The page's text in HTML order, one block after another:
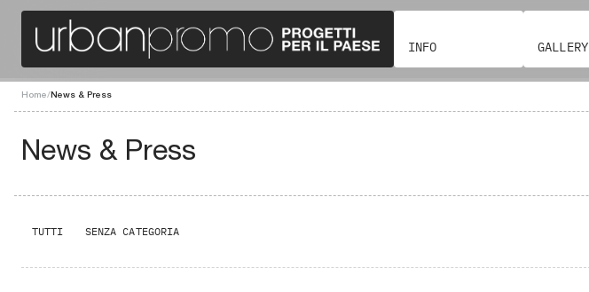
INFO GALLERY
Home/News & Press
News & Press
TUTTI SENZA CATEGORIA